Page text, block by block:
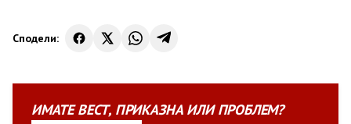
Сподели:
ИМАТЕВЕСТ, ПРИКАЗНАИЛИПРОБЛЕМ?